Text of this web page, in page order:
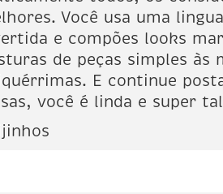
Você usa uma
e compões looks
de peças simples às
E continue
você é linda e super